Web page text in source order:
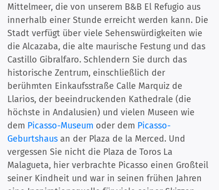
Mittelmeer, die von unserem B&B El Refugio aus
innerhalb einer Stunde erreicht werden kann. Die
Stadt verfügt über viele Sehenswürdigkeiten wie
die Alcazaba, die alte maurische Festung und das
Castillo Gibralfaro. Schlendern Sie durch das
historische Zentrum, einschließlich der
berühmten Einkaufsstraße Calle Marquiz de
Llarios, der beeindruckenden Kathedrale (die
höchste in Andalusien) und vielen Museen wie
dem Picasso-Museum oder dem Picasso-
Geburtshaus an der Plaza de la Merced. Und
vergessen Sie nicht die Plaza de Toros La
Malagueta, hier verbrachte Picasso einen Großteil
seiner Kindheit und war in seinen frühen Jahren